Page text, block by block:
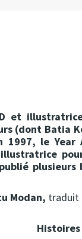
et
(dont Batia
1997, le Year
Modan, traduit